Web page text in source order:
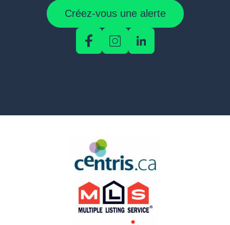
Créez-vous une alerte